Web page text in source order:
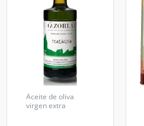
Aceite de oliva
virgen extra